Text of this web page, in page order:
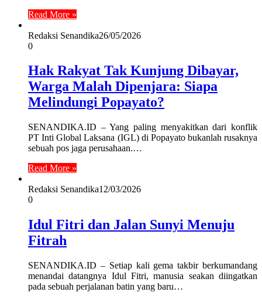
Read More »
Redaksi Senandika26/05/2026
0
Hak Rakyat Tak Kunjung Dibayar,
Warga Malah Dipenjara: Siapa
Melindungi Popayato?
SENANDIKA.ID – Yang paling menyakitkan dari konflik
PT Inti Global Laksana (IGL) di Popayato bukanlah rusaknya
sebuah pos jaga perusahaan.…
Read More »
Redaksi Senandika12/03/2026
0
Idul Fitri dan Jalan Sunyi Menuju
Fitrah
SENANDIKA.ID – Setiap kali gema takbir berkumandang
menandai datangnya Idul Fitri, manusia seakan diingatkan
pada sebuah perjalanan batin yang baru…